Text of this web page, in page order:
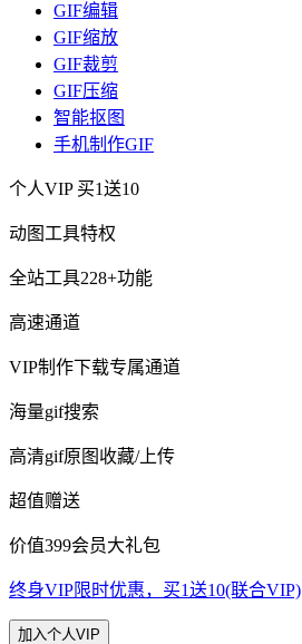
GIF编辑
GIF缩放
GIF裁剪
GIF压缩
智能抠图
手机制作GIF
个人VIP 买1送10
动图工具特权
全站工具228+功能
高速通道
VIP制作下载专属通道
海量gif搜索
高清gif原图收藏/上传
超值赠送
价值399会员大礼包
终身VIP限时优惠，买1送10(联合VIP)
加入个人VIP